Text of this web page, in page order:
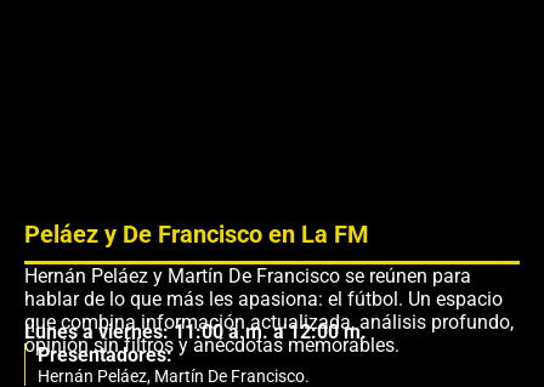
Peláez y De Francisco en La FM
Hernán Peláez y Martín De Francisco se reúnen para
hablar de lo que más les apasiona: el fútbol. Un espacio
que combina información actualizada, análisis profundo,
opinión sin filtros y anécdotas memorables.
Lunes a viernes: 11:00 a.m. a 12:00 m.
Presentadores:
Hernán Peláez, Martín De Francisco.